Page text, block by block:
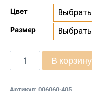
Цвет
Размер
В корзину
Артикул: 006060-405